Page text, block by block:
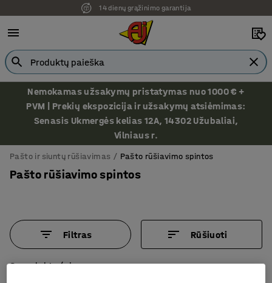
Ekspozicija Vilniuje
Nemokamas užsakymų pristatymas nuo 1000 € +
PVM | Prekių ekspozicija ir užsakymų atsiėmimas:
Senasis Ukmergės kelias 12A, 14302 Užubaliai,
Vilniaus r.
Pašto ir siuntų rūšiavimas Pašto rūšiavimo spintos
Pašto rūšiavimo spintos
Filtras Rūšiuoti
6 produktų/ai